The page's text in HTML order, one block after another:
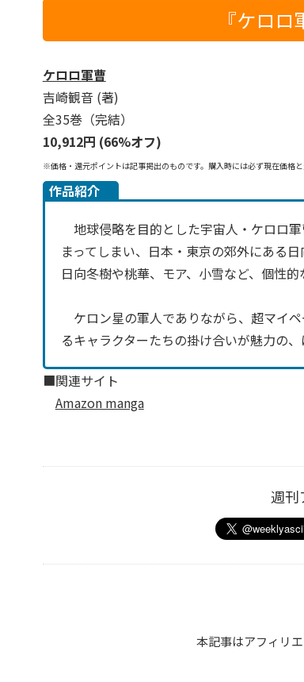
『ケロ
ケロロ軍曹
吉崎観音 (著)
全35巻（完結）
10,912円 (66%オフ)
※価格・還元ポイントは記事掲出のものです。購入時には必ず現在価格
作品紹介
地球侵略を目的とした宇宙人・ケロロ
まってしまい、日本・東京の郊外にある
日向冬樹や桃華、モア、小雪など、個性
ケロン星の軍人でありながら、超マイ
るキャラクターたちの掛け合いが魅力の、
■関連サイト
Amazon manga
週刊
本記事はアフィリ